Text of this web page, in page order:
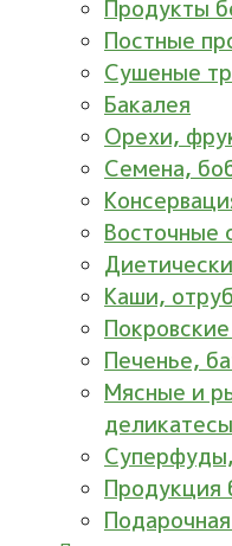
Продукты
Постные
Сушеные
Бакалея
Орехи,
Семена,
Восточные
Каши,
Печенье,
Мясные и
деликатесы
Продукция